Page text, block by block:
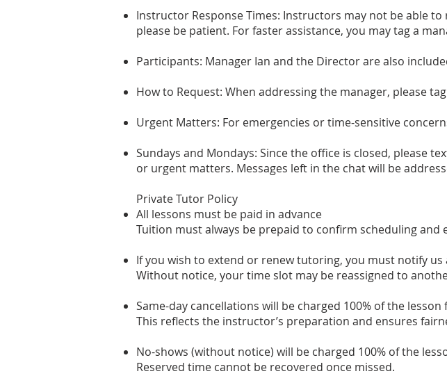
Instructor Response Times: Instructors may not be able
please be patient. For faster assistance, you may tag a
Participants: Manager Ian and the Director are also
How to Request: When addressing the manager, please
Urgent Matters: For emergencies or time-sensitive
Sundays and Mondays: Since the office is closed, please
or urgent matters. Messages left in the chat will be
Private Tutor Policy
All lessons must be paid in advance
Tuition must always be prepaid to confirm scheduling and
If you wish to extend or renew tutoring, you must notify us
Without notice, your time slot may be reassigned to
Same-day cancellations will be charged 100% of the lesson
This reflects the instructor’s preparation and ensures
No-shows (without notice) will be charged 100% of the
Reserved time cannot be recovered once missed.